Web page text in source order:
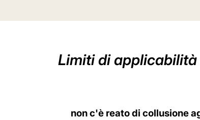
Limiti di applicabilità
non c'è reato di collusione